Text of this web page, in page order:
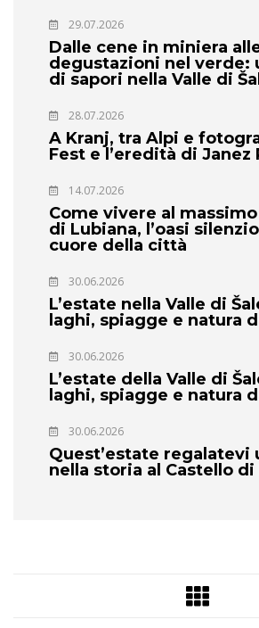
29.07.2026
Dalle cene in miniera
degustazioni nel verde:
di sapori nella Valle di
28.07.2026
A Kranj, tra Alpi e
Fest e l’eredità di Janez
14.07.2026
Come vivere al
di Lubiana, l’oasi
cuore della città
30.06.2026
L’estate nella Valle di
laghi, spiagge e natura
30.06.2026
L’estate della Valle di
laghi, spiagge e natura
30.06.2026
Quest’estate regalatevi
nella storia al Castello di